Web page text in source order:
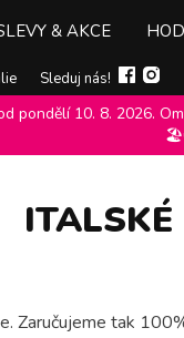
Sleduj nás!
& AKCE
10. 8. 2026.
Zaručujeme tak